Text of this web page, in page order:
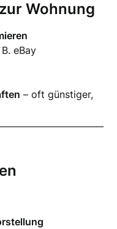
Wohnung
eBay
– oft günstiger,